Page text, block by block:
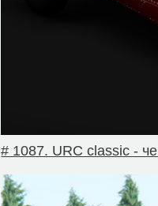
# 1087. URC classic -